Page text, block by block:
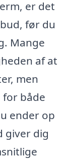
er det
før du
Mange
af at
men
både
ender op
giver dig